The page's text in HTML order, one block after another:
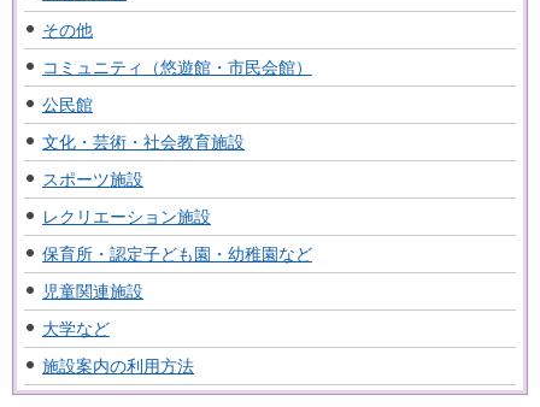
その他
コミュニティ（悠遊館・市民会館）
公民館
文化・芸術・社会教育施設
スポーツ施設
レクリエーション施設
保育所・認定子ども園・幼稚園など
児童関連施設
大学など
施設案内の利用方法